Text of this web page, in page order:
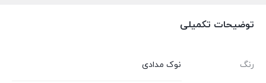
توضیحات تکمیلی
رنگ نوک مدادی